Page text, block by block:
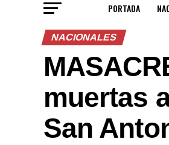
PORTADA
NACIONALES
muertas
San